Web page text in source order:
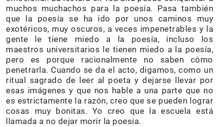
muchos muchachos para la poesía. Pasa también
que la poesía se ha ido por unos caminos muy
exotéricos, muy oscuros, a veces impenetrables y la
gente le tiene miedo a la poesía, incluso los
maestros universitarios le tienen miedo a la poesía,
pero es porque racionalmente no saben cómo
penetrarla. Cuando se da el acto, digamos, como un
ritual sagrado de leer al poeta y dejarse llevar por
esas imágenes y que nos hable a una parte que no
es estrictamente la razón, creo que se pueden lograr
cosas muy bonitas. Yo creo que la escuela está
llamada a no dejar morir la poesía.